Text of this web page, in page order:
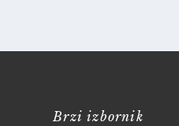
Brzi izbornik